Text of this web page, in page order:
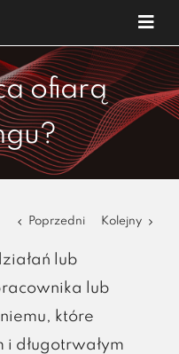
ofiarą
Poprzedni Kolejny
lub
lub
które
długotrwałym